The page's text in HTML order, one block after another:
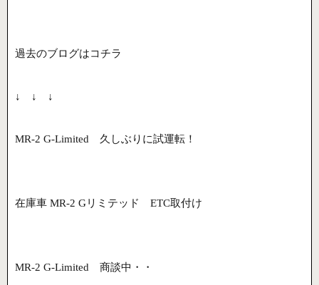
過去のブログはコチラ
↓ ↓ ↓
MR-2 G-Limited 久しぶりに試運転！
在庫車 MR-2 Gリミテッド ETC取付け
MR-2 G-Limited 商談中・・